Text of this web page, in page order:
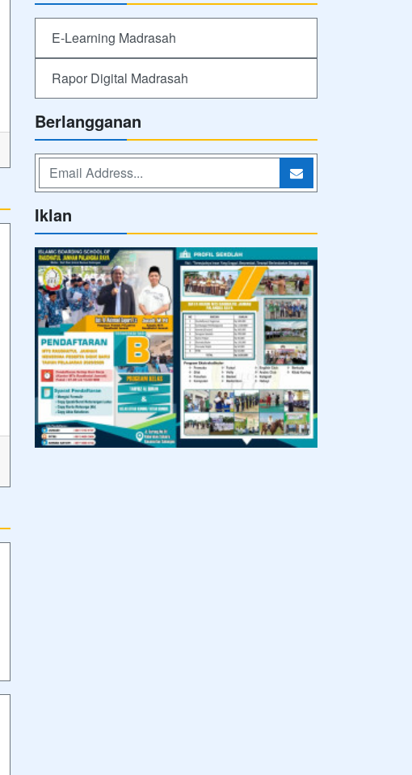
E-Learning Madrasah
Rapor Digital Madrasah
Berlangganan
Iklan